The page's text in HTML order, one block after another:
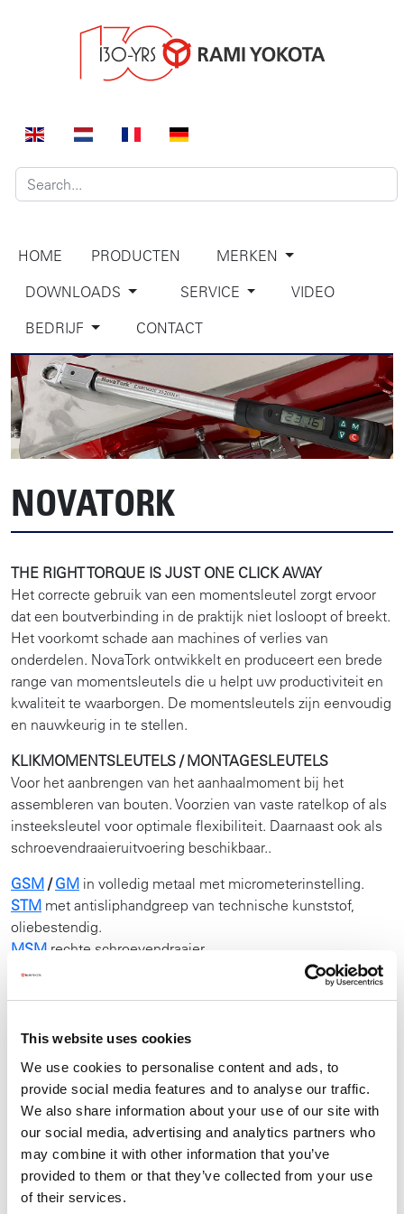
This website uses cookies
We use cookies to personalise content and ads, to
provide social media features and to analyse our traffic.
We also share information about your use of our site with
our social media, advertising and analytics partners who
may combine it with other information that you’ve
provided to them or that they’ve collected from your use
of their services.
HOME PRODUCTEN
MERKEN
DOWNLOADS
SERVICE
VIDEO
BEDRIJF
CONTACT
NOVATORK
THE RIGHT TORQUE IS JUST ONE CLICK AWAY
Het correcte gebruik van een momentsleutel zorgt ervoor
dat een boutverbinding in de praktijk niet losloopt of breekt.
Het voorkomt schade aan machines of verlies van
onderdelen. NovaTork ontwikkelt en produceert een brede
range van momentsleutels die u helpt uw productiviteit en
kwaliteit te waarborgen. De momentsleutels zijn eenvoudig
en nauwkeurig in te stellen.
KLIKMOMENTSLEUTELS / MONTAGESLEUTELS
Voor het aanbrengen van het aanhaalmoment bij het
assembleren van bouten. Voorzien van vaste ratelkop of als
insteeksleutel voor optimale flexibiliteit. Daarnaast ook als
schroevendraaieruitvoering beschikbaar..
GSM /GM in volledig metaal met micrometerinstelling.
STM met antisliphandgreep van technische kunststof,
oliebestendig.
MSM rechte schroevendraaier.
BWM
met metalen handgreep en snelspanratel.
HBmet verstelbare moersleutelkop voor meer flexibiliteit.
DIGITALE MONTAGESLEUTELS
De assemblagesleutels zijn digitaal instelbaar op
aanhaalmoment of op zowel koppel als, op hoekverdraaiing.
Daardoor bent u er zeker van, dat de boutverbinding correct
wordt aangezet.
EJMmet digitaal display.